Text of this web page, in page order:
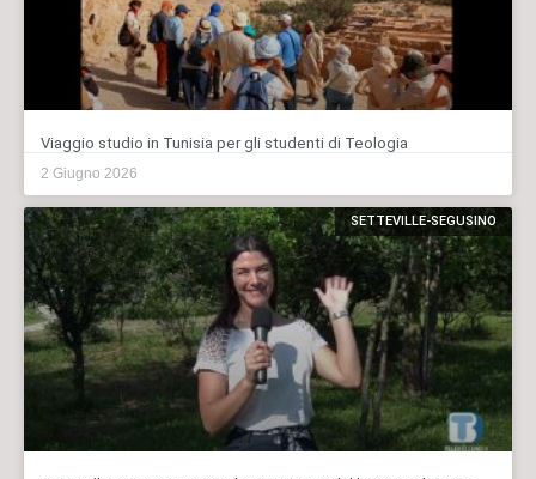
Viaggio studio in Tunisia per gli studenti di Teologia
2 Giugno 2026
SETTEVILLE-SEGUSINO